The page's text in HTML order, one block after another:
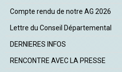
Compte rendu de notre AG 2026
Lettre du Conseil Départemental
DERNIERES INFOS
RENCONTRE AVEC LA PRESSE